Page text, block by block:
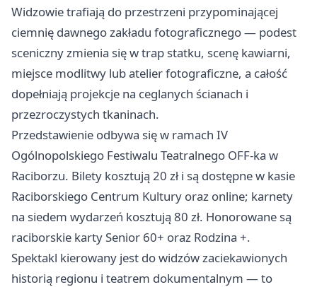
Widzowie trafiają do przestrzeni przypominającej
ciemnię dawnego zakładu fotograficznego — podest
sceniczny zmienia się w trap statku, scenę kawiarni,
miejsce modlitwy lub atelier fotograficzne, a całość
dopełniają projekcje na ceglanych ścianach i
przezroczystych tkaninach.
Przedstawienie odbywa się w ramach IV
Ogólnopolskiego Festiwalu Teatralnego OFF-ka w
Raciborzu. Bilety kosztują 20 zł i są dostępne w kasie
Raciborskiego Centrum Kultury oraz online; karnety
na siedem wydarzeń kosztują 80 zł. Honorowane są
raciborskie karty Senior 60+ oraz Rodzina +.
Spektakl kierowany jest do widzów zaciekawionych
historią regionu i teatrem dokumentalnym — to